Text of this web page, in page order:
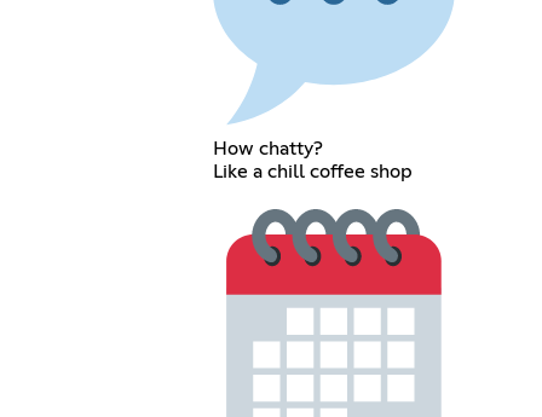
How chatty?
Like a chill coffee shop